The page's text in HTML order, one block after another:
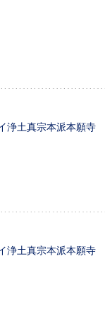
浄土真宗本派本願寺
浄土真宗本派本願寺